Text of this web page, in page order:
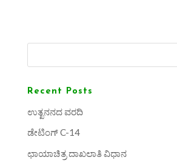
Recent Posts
ಉತ್ಖನನದ ವರದಿ
ಡೇಟಿಂಗ್ C-14
ಛಾಯಾಚಿತ್ರ ದಾಖಲಾತಿ ವಿಧಾನ